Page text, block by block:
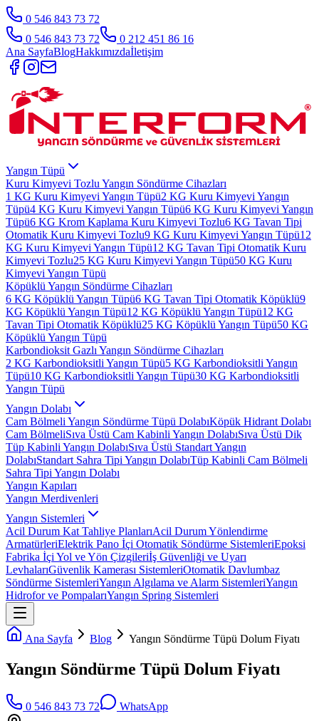
0 546 843 73 72
0 546 843 73 72
0 212 451 86 16
Ana SayfaBlogHakkımızdaİletişim
Yangın Tüpü
Kuru Kimyevi Tozlu Yangın Söndürme Cihazları
1 KG Kuru Kimyevi Yangın Tüpü2 KG Kuru Kimyevi Yangın
Tüpü4 KG Kuru Kimyevi Yangın Tüpü6 KG Kuru Kimyevi Yangın
Tüpü6 KG Krom Kaplama Kuru Kimyevi Tozlu6 KG Tavan Tipi
Otomatik Kuru Kimyevi Tozlu9 KG Kuru Kimyevi Yangın Tüpü12
KG Kuru Kimyevi Yangın Tüpü12 KG Tavan Tipi Otomatik Kuru
Kimyevi Tozlu25 KG Kuru Kimyevi Yangın Tüpü50 KG Kuru
Kimyevi Yangın Tüpü
Köpüklü Yangın Söndürme Cihazları
6 KG Köpüklü Yangın Tüpü6 KG Tavan Tipi Otomatik Köpüklü9
KG Köpüklü Yangın Tüpü12 KG Köpüklü Yangın Tüpü12 KG
Tavan Tipi Otomatik Köpüklü25 KG Köpüklü Yangın Tüpü50 KG
Köpüklü Yangın Tüpü
Karbondioksit Gazlı Yangın Söndürme Cihazları
2 KG Karbondioksitli Yangın Tüpü5 KG Karbondioksitli Yangın
Tüpü10 KG Karbondioksitli Yangın Tüpü30 KG Karbondioksitli
Yangın Tüpü
Yangın Dolabı
Cam Bölmeli Yangın Söndürme Tüpü DolabıKöpük Hidrant Dolabı
Cam BölmeliSıva Üstü Cam Kabinli Yangın DolabıSıva Üstü Dik
Tüp Kabinli Yangın DolabıSıva Üstü Standart Yangın
DolabıStandart Sahra Tipi Yangın DolabıTüp Kabinli Cam Bölmeli
Sahra Tipi Yangın Dolabı
Yangın Kapıları
Yangın Merdivenleri
Yangın Sistemleri
Acil Durum Kat Tahliye PlanlarıAcil Durum Yönlendirme
ArmatürleriElektrik Pano İçi Otomatik Söndürme SistemleriEpoksi
Fabrika İçi Yol ve Yön Çizgileriİş Güvenliği ve Uyarı
LevhalarıGüvenlik Kamerası SistemleriOtomatik Davlumbaz
Söndürme SistemleriYangın Algılama ve Alarm SistemleriYangın
Hidrofor ve PompalarıYangın Spring Sistemleri
Ana Sayfa Blog Yangın Söndürme Tüpü Dolum Fiyatı
Yangın Söndürme Tüpü Dolum Fiyatı
0 546 843 73 72 WhatsApp